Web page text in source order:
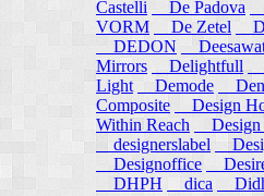
Castelli
De Padova
VORM
De Zetel
DEDON
Mirrors
Delightfull
Light
Demode
Composite
Design
Within Reach
Design
designerslabel
Designoffice
DHPH
dica